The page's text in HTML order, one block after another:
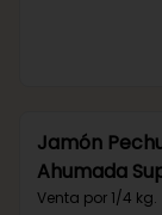
Jamón
Ahumada
116)
Venta por 1/4 kg.